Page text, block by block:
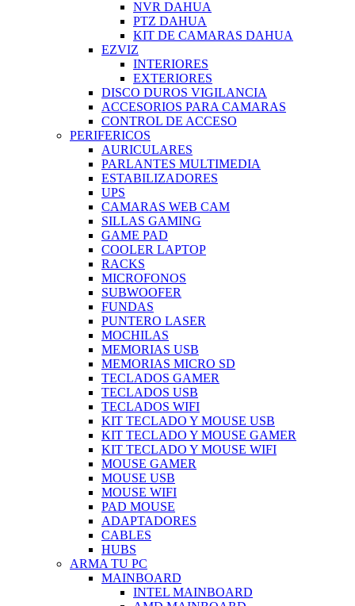
NVR DAHUA
PTZ DAHUA
KIT DE CAMARAS DAHUA
EZVIZ
INTERIORES
EXTERIORES
DISCO DUROS VIGILANCIA
ACCESORIOS PARA CAMARAS
CONTROL DE ACCESO
PERIFERICOS
AURICULARES
PARLANTES MULTIMEDIA
ESTABILIZADORES
UPS
CAMARAS WEB CAM
SILLAS GAMING
GAME PAD
COOLER LAPTOP
RACKS
MICROFONOS
SUBWOOFER
FUNDAS
PUNTERO LASER
MOCHILAS
MEMORIAS USB
MEMORIAS MICRO SD
TECLADOS GAMER
TECLADOS USB
TECLADOS WIFI
KIT TECLADO Y MOUSE USB
KIT TECLADO Y MOUSE GAMER
KIT TECLADO Y MOUSE WIFI
MOUSE GAMER
MOUSE USB
MOUSE WIFI
PAD MOUSE
ADAPTADORES
CABLES
HUBS
ARMA TU PC
MAINBOARD
INTEL MAINBOARD